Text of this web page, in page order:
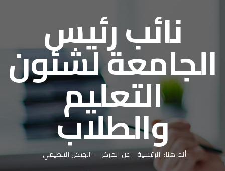
نائب رئيس
الجامعة لشئون
التعليم
والطلابأنت هنا:الرئيسية عن المركز الهيكل التنظيمي